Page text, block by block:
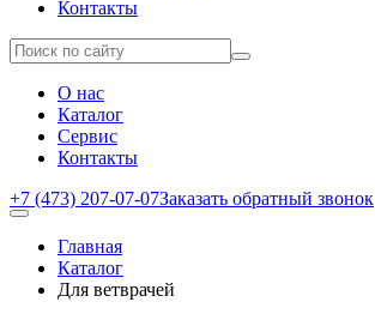
Контакты
О нас
Каталог
Сервис
Контакты
+7 (473) 207-07-07Заказать обратный звонок
Главная
Каталог
Для ветврачей